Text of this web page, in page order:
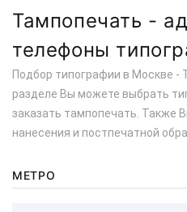
Тампопечать -
телефоны
Подбор типографии в Москве -
разделе Вы можете выбрать
заказать тампопечать. Также
нанесения и постпечатной
МЕТРО